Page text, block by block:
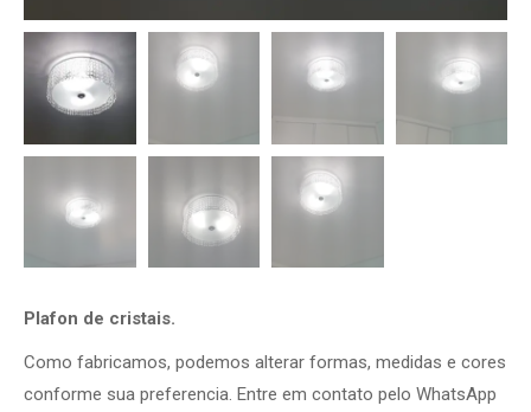
Plafon de cristais.
Como fabricamos, podemos alterar formas, medidas e cores
conforme sua preferencia. Entre em contato pelo WhatsApp